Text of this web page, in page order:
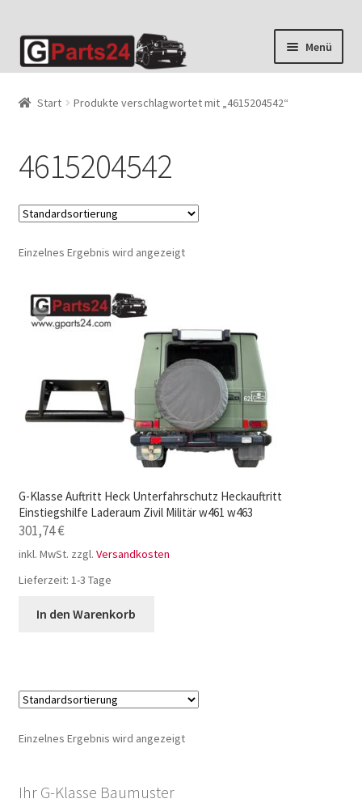
Zur
Navigation
Zum
Inhalt
Menü
Start Produkte verschlagwortet mit „4615204542“
4615204542
Einzelnes Ergebnis wird angezeigt
G-Klasse Auftritt Heck Unterfahrschutz Heckauftritt
Einstiegshilfe Laderaum Zivil Militär w461 w463
301,74€
inkl. MwSt. zzgl. Versandkosten
Lieferzeit: 1-3 Tage
In den Warenkorb
Einzelnes Ergebnis wird angezeigt
Ihr G-Klasse Baumuster